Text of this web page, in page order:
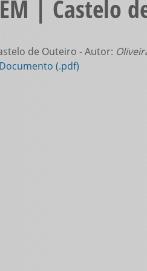
| Castelo
de Outeiro - Autor:
Documento (.pdf)